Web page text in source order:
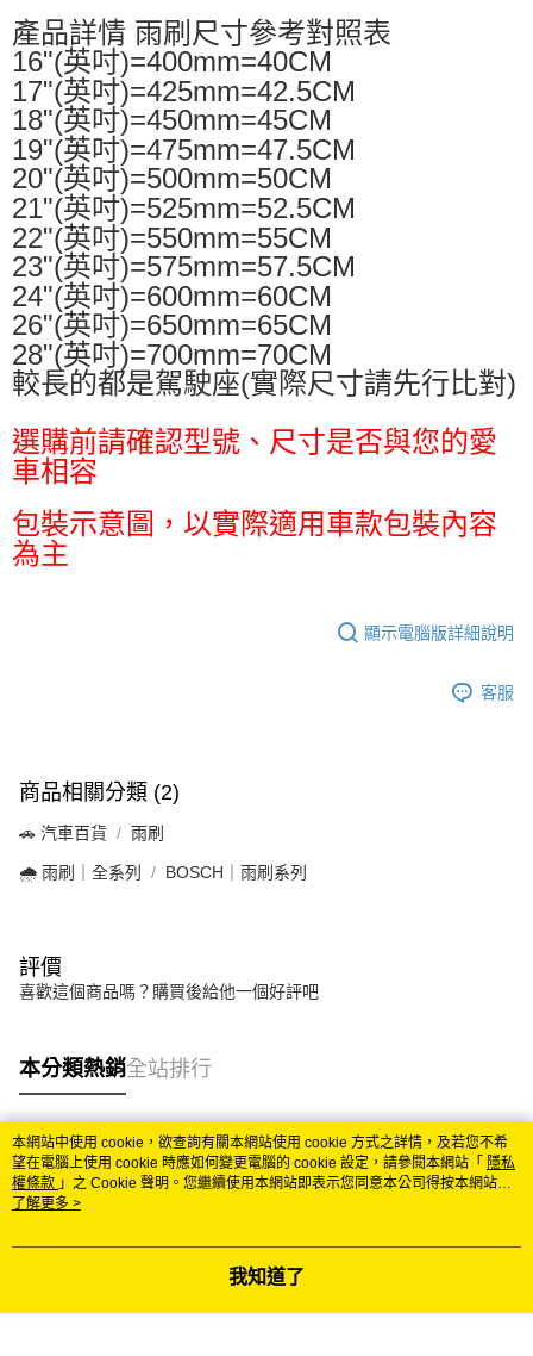
產品詳情 雨刷尺寸參考對照表
16"(英吋)=400mm=40CM
17"(英吋)=425mm=42.5CM
18"(英吋)=450mm=45CM
19"(英吋)=475mm=47.5CM
20"(英吋)=500mm=50CM
21"(英吋)=525mm=52.5CM
22"(英吋)=550mm=55CM
23"(英吋)=575mm=57.5CM
24"(英吋)=600mm=60CM
26"(英吋)=650mm=65CM
28"(英吋)=700mm=70CM
較長的都是駕駛座(實際尺寸請先行比對)
選購前請確認型號、尺寸是否與您的愛
車相容
包裝示意圖，以實際適用車款包裝內容
為主
顯示電腦版詳細說明
客服
商品相關分類 (2)
🚗 汽車百貨 雨刷
🌧️ 雨刷｜全系列 BOSCH｜雨刷系列
評價
喜歡這個商品嗎？購買後給他一個好評吧
本分類熱銷全站排行
熱門標籤
本網站中使用 cookie，欲查詢有關本網站使用 cookie 方式之詳情，及若您不希
望在電腦上使用 cookie 時應如何變更電腦的 cookie 設定，請參閱本網站「 隱私
權條款 」之 Cookie 聲明。您繼續使用本網站即表示您同意本公司得按本網站使
用條款之 Cookie 聲明使用 cookie。
了解更多 >
我知道了